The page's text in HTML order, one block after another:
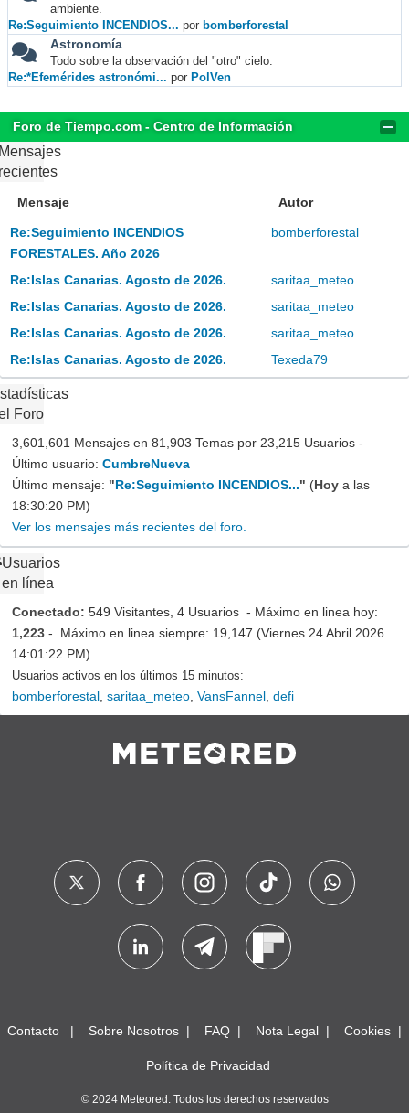
ambiente.
Re:Seguimiento INCENDIOS... por bomberforestal
Astronomía
Todo sobre la observación del "otro" cielo.
Re:*Efemérides astronómi... por PolVen
Foro de Tiempo.com - Centro de Información
Mensaje Autor
Re:Seguimiento INCENDIOS
FORESTALES. Año 2026
bomberforestal
Re:Islas Canarias. Agosto de 2026.
saritaa_meteo
Re:Islas Canarias. Agosto de 2026.
saritaa_meteo
Re:Islas Canarias. Agosto de 2026.
saritaa_meteo
Re:Islas Canarias. Agosto de 2026.
Texeda79
Foro
3,601,601 Mensajes en 81,903 Temas por 23,215 Usuarios -
Último usuario: CumbreNueva
Último mensaje: "Re:Seguimiento INCENDIOS..." (Hoy a las
18:30:20 PM)
Ver los mensajes más recientes del foro.
Usuarios
en línea
Conectado: 549 Visitantes, 4 Usuarios - Máximo en linea hoy:
1,223 - Máximo en linea siempre: 19,147 (Viernes 24 Abril 2026
14:01:22 PM)
Usuarios activos en los últimos 15 minutos:
bomberforestal saritaa_meteo VansFannel defi
Contacto Sobre Nosotros FAQ Nota Legal Cookies
Política de Privacidad
© 2024 Meteored. Todos los derechos reservados